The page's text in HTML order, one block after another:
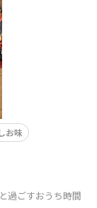
お味
過ごすおうち時間